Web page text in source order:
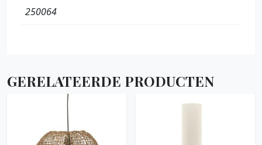
250064
GERELATEERDE PRODUCTEN